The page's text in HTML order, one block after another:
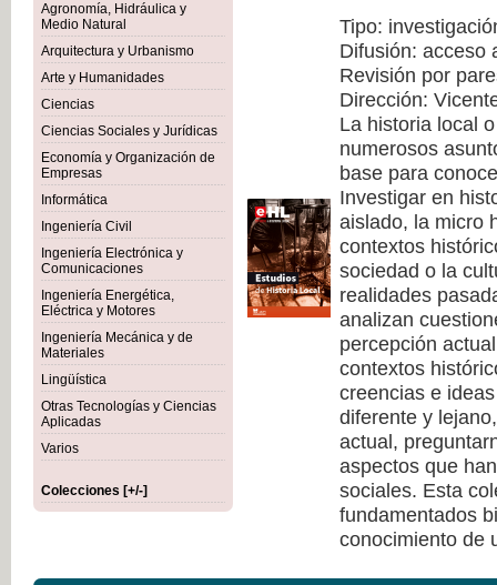
Agronomía, Hidráulica y
Medio Natural
Arquitectura y Urbanismo
Arte y Humanidades
Ciencias
Ciencias Sociales y Jurídicas
Economía y Organización de
Empresas
Informática
Ingeniería Civil
Ingeniería Electrónica y
Comunicaciones
Ingeniería Energética,
Eléctrica y Motores
Ingeniería Mecánica y de
Materiales
Lingüística
Otras Tecnologías y Ciencias
Aplicadas
Varios
Colecciones [+/-]
Tipo:
Difusión: acceso
Revisión por
Dirección:
La historia local
numerosos
base para
Investigar en
aislado, la micro
contextos
sociedad o la
realidades
analizan
percepción
contextos
creencias e
diferente y
actual,
aspectos que
sociales. Esta
fundamentados
conocimiento de